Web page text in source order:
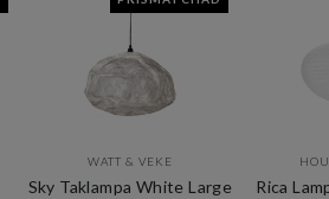
WATT & VEKE
Sky Taklampa White Large Rica